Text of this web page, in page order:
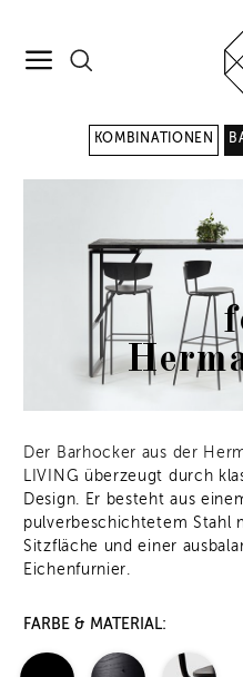
KOMBINATIONEN
Der Barhocker aus der
LIVING überzeugt durch
Design. Er besteht aus
pulverbeschichtetem Stahl
Sitzfläche und einer
Eichenfurnier.
FARBE & MATERIAL: